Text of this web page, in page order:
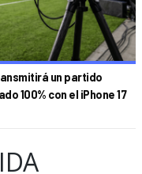
un partido
100% con el iPhone 17